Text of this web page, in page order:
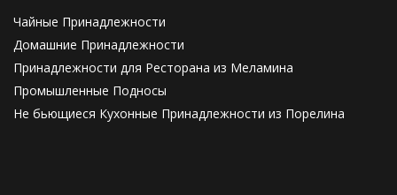
Чайные Принадлежности
Домашние Принадлежности
Принадлежности для Ресторана из Меламина
Промышленные Подносы
Не бьющиеся Кухонные Принадлежности из Порелина